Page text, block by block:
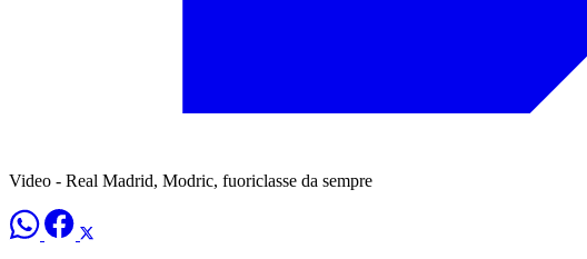
Video - Real Madrid, Modric, fuoriclasse da sempre